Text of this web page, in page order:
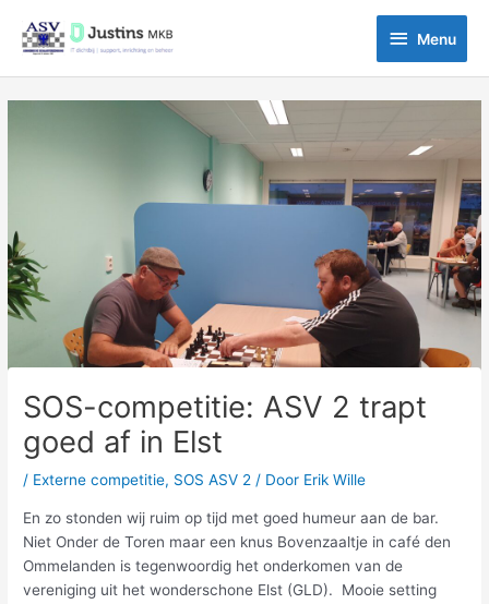
naar
inhoud
Menu
Menu
SOS-competitie: ASV 2 trapt
goed af in Elst
/ Externe competitie, SOS ASV 2 / Door Erik Wille
En zo stonden wij ruim op tijd met goed humeur aan de bar.
Niet Onder de Toren maar een knus Bovenzaaltje in café den
Ommelanden is tegenwoordig het onderkomen van de
vereniging uit het wonderschone Elst (GLD). Mooie setting